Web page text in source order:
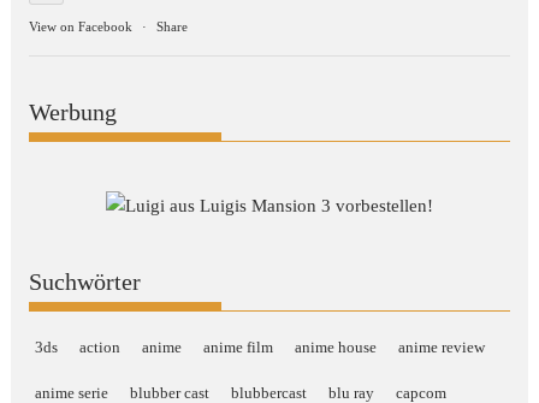
View on Facebook · Share
Werbung
Suchwörter
3ds action anime anime film anime house anime review
anime serie blubber cast blubbercast blu ray capcom